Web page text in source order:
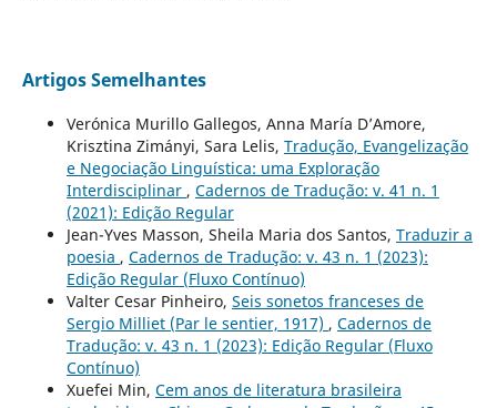
Artigos Semelhantes
Verónica Murillo Gallegos, Anna María D’Amore,
Krisztina Zimányi, Sara Lelis, Tradução, Evangelização
e Negociação Linguística: uma Exploração
Interdisciplinar , Cadernos de Tradução: v. 41 n. 1
(2021): Edição Regular
Jean-Yves Masson, Sheila Maria dos Santos, Traduzir a
poesia , Cadernos de Tradução: v. 43 n. 1 (2023):
Edição Regular (Fluxo Contínuo)
Valter Cesar Pinheiro, Seis sonetos franceses de
Sergio Milliet (Par le sentier, 1917) , Cadernos de
Tradução: v. 43 n. 1 (2023): Edição Regular (Fluxo
Contínuo)
Xuefei Min, Cem anos de literatura brasileira